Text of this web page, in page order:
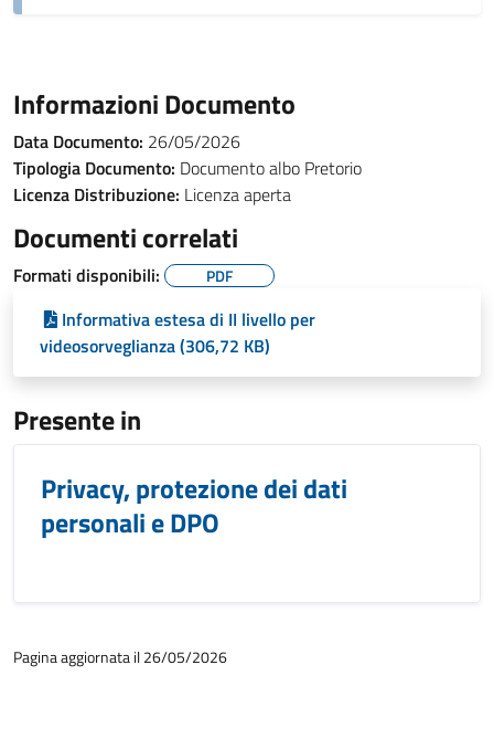
Informazioni Documento
Data Documento: 26/05/2026
Tipologia Documento: Documento albo Pretorio
Licenza Distribuzione: Licenza aperta
Documenti correlati
Formati disponibili: PDF
Informativa estesa di II livello per
videosorveglianza (306,72 KB)
Presente in
Privacy, protezione dei dati
personali e DPO
Pagina aggiornata il 26/05/2026